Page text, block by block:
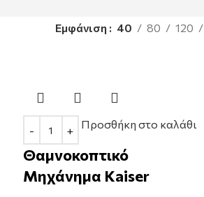
Εμφάνιση 40 80 120
Προσθήκη στο καλάθι
Θαμνοκοπτικό
Μηχάνημα Kaiser